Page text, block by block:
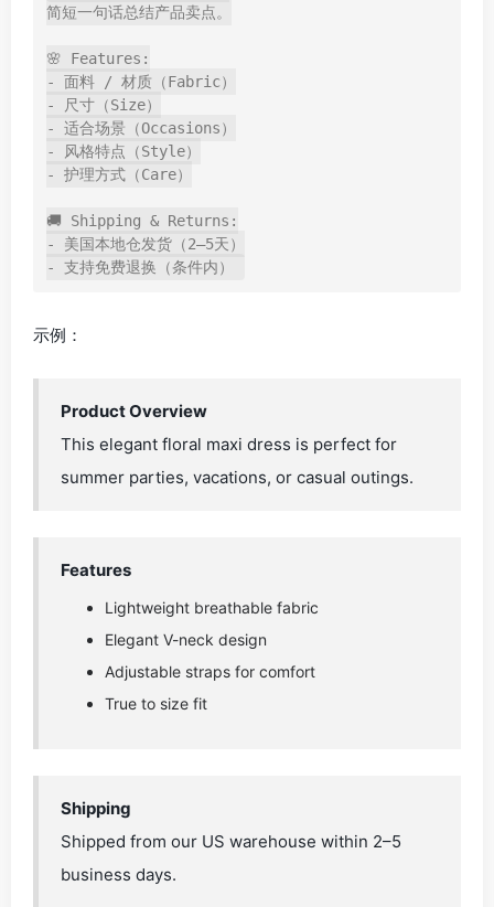
简短一句话总结产品卖点。
🌸 Features:
- 面料 / 材质（Fabric）
- 尺寸（Size）
- 适合场景（Occasions）
- 风格特点（Style）
- 护理方式（Care）
🚚 Shipping & Returns:
- 美国本地仓发货（2–5天）
示例：
Product Overview
This elegant floral maxi dress is perfect for
summer parties, vacations, or casual outings.
Features
Lightweight breathable fabric
Elegant V-neck design
Adjustable straps for comfort
True to size fit
Shipping
Shipped from our US warehouse within 2–5
business days.